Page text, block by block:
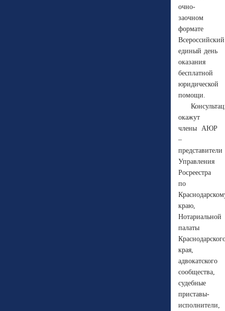
очно-
заочном
формате
Всероссийский
единый день
оказания
бесплатной
юридической
помощи.
окажут
члены АЮР
–
представители
Управления
Росреестра
по
краю,
Нотариальной
палаты
края,
адвокатского
сообщества,
судебные
приставы-
исполнители,